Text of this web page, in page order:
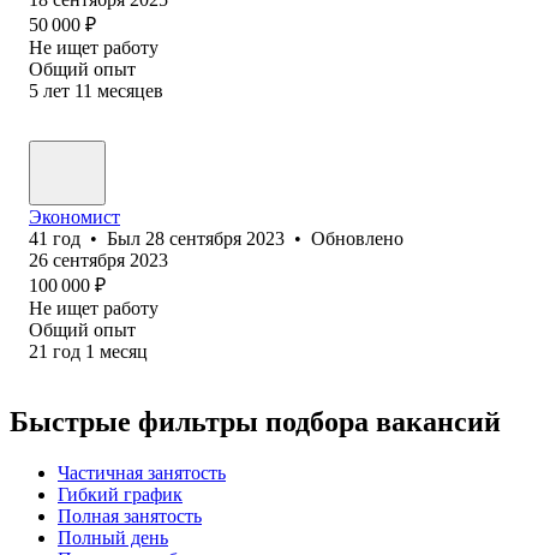
50 000 ₽
Не ищет работу
Общий опыт
5 лет 11 месяцев
Экономист
41 год • Был 28 сентября 2023 • Обновлено
26 сентября 2023
100 000 ₽
Не ищет работу
Общий опыт
21 год 1 месяц
Быстрые фильтры подбора вакансий
Частичная занятость
Гибкий график
Полная занятость
Полный день